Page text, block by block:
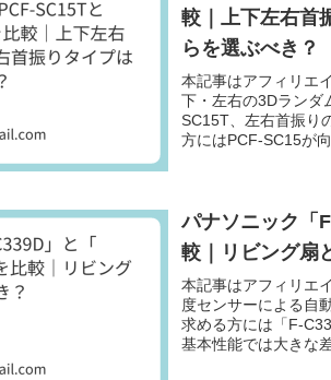
較｜上下左右首
らを選ぶべき？
本記事はアフィリエ
下・左右の3Dランダ
SC15T、左右首振り
方にはPCF-SC15が
パナソニック「
較｜リビング扇
本記事はアフィリエ
度センサーによる自
求める方には「F-
基本性能では大きな